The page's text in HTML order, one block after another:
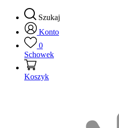
Szukaj
Konto
0
Schowek
Koszyk